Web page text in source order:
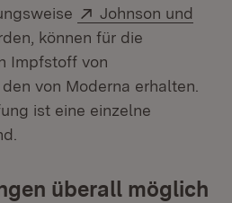
Extern:
Johnson und
Fenster)
können für die
Impfstoff von
von Moderna erhalten.
ist eine einzelne
überall möglich